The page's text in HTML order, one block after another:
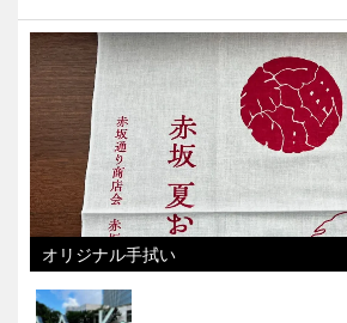
オリジナル手拭い